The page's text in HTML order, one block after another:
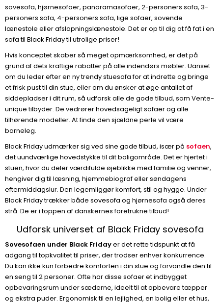
sovesofa, hjørnesofaer, panoramasofaer, 2-personers sofa, 3-
personers sofa, 4-personers sofa, lige sofaer, sovende
lænestole eller afslapningslænestole. Det er op til dig at få fat i en
sofa til Black Friday til utrolige priser!
Hvis konceptet skaber så meget opmærksomhed, er det på
grund af dets kraftige rabatter på alle indendørs møbler. Uanset
om du leder efter en ny trendy stuesofa for at indrette og bringe
et frisk pust til din stue, eller om du ønsker at øge antallet af
siddepladser i dit rum, så udforsk alle de gode tilbud, som Vente-
unique tilbyder. De vedrører hovedsageligt sofaer og alle
tilhørende modeller. At finde den sjældne perle vil være
barneleg.
Black Friday udmærker sig ved sine gode tilbud, især på sofaen,
det uundværlige hovedstykke til dit boligområde. Det er hjertet i
stuen, hvor du deler værdifulde øjeblikke med familie og venner,
hengiver dig til læsning, hjemmebiograf eller søndagens
eftermiddagslur. Den legemliggør komfort, stil og hygge. Under
Black Friday trækker både sovesofa og hjørnesofa også deres
strå. De er i toppen af danskernes foretrukne tilbud!
Udforsk universet af Black Friday sovesofa
Sovesofaen under Black Fridayer det rette tidspunkt at få
adgang til topkvalitet til priser, der trodser enhver konkurrence.
Du kan ikke kun forbedre komforten i din stue og forvandle den til
en seng til 2 personer. Ofte har disse sofaer et indbygget
opbevaringsrum under sæderne, ideelt til at opbevare tæpper
og ekstra puder. Ergonomisk til en lejlighed, en bolig eller et hus,